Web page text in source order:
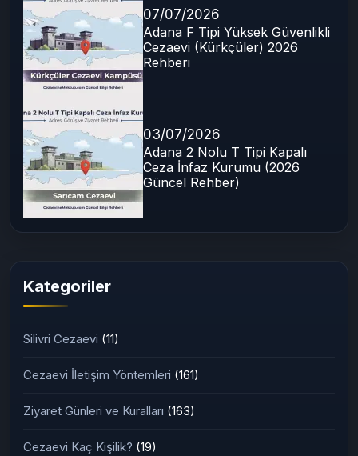
07/07/2026
Adana F Tipi Yüksek Güvenlikli
Cezaevi (Kürkçüler) 2026
Rehberi
03/07/2026
Adana 2 Nolu T Tipi Kapalı
Ceza İnfaz Kurumu (2026
Güncel Rehber)
Kategoriler
Silivri Cezaevi (11)
Cezaevi İletişim Yöntemleri (161)
Ziyaret Günleri ve Kuralları (163)
Cezaevi Kaç Kişilik? (19)